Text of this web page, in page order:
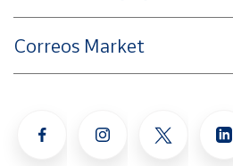
Correos Market